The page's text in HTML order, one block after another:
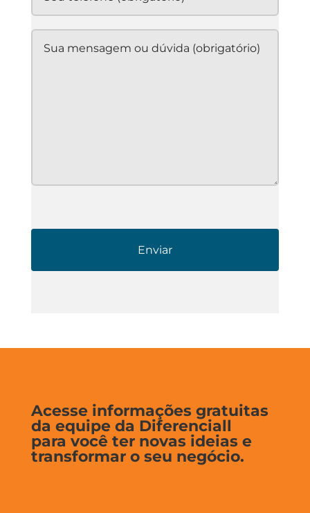
Acesse informações gratuitas
da equipe da Diferenciall
para você ter novas ideias e
transformar o seu negócio.